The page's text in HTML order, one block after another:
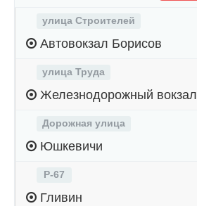
улица Строителей
Автовокзал Борисов
улица Труда
Железнодорожный вокзал
Дорожная улица
Юшкевичи
Р-67
Гливин